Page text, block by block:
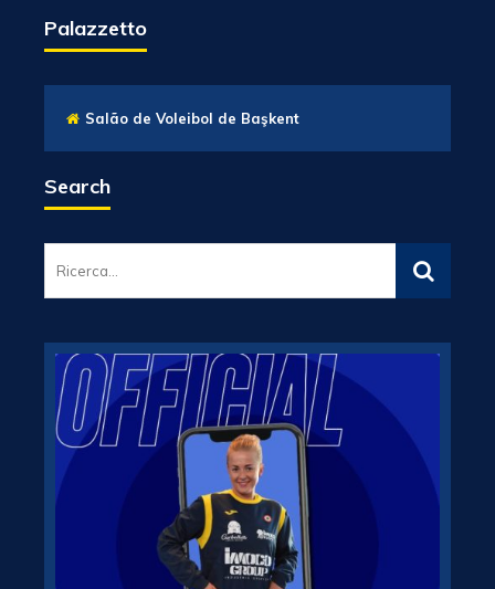
Palazzetto
Salão de Voleibol de Başkent
Search